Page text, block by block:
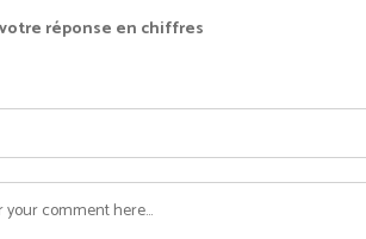
réponse en chiffres